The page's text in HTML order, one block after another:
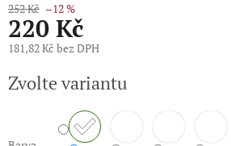
252 Kč –12 %
220 Kč
181,82 Kč bez DPH
cena:
Zvolte variantu